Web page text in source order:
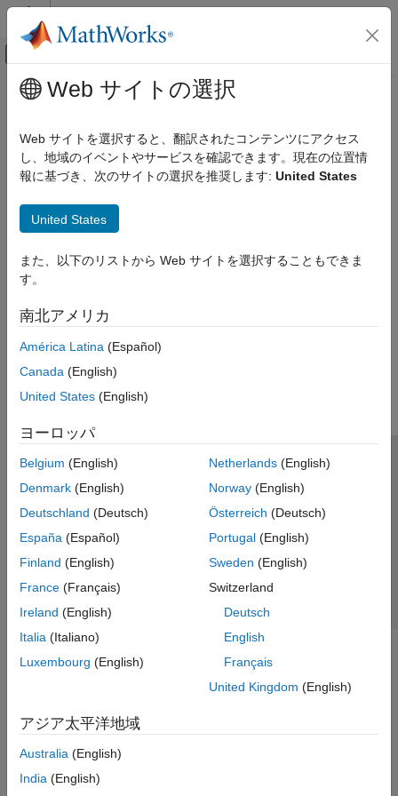
コンテンツへスキップ
オフキャンバス ナビゲーション メ
ドキュメンテーションのホーム
メインコンテンツ
この情報は役に立ちましたか？
Web サイトの選択
Web サイトを選択すると、翻訳されたコンテンツにアクセス
し、地域のイベントやサービスを確認できます。現在の位置情
報に基づき、次のサイトの選択を推奨します: United States
United States
また、以下のリストから Web サイトを選択することもできま
す。
南北アメリカ
América Latina (Español)
Canada (English)
United States (English)
ヨーロッパ
Belgium (English)
Denmark (English)
Deutschland (Deutsch)
España (Español)
Finland (English)
France (Français)
Ireland (English)
Italia (Italiano)
Luxembourg (English)
Netherlands(English)
Norway(English)
Österreich (Deutsch)
Portugal(English)
Sweden (English)
Switzerland
Deutsch
English
Français
United Kingdom (English)
アジア太平洋地域
Australia (English)
India (English)
トラストセンター
プライバシー ポリシー
違法コピー防止
アプリケーション ステータス
© 1994-2026 The MathWorks, Inc.